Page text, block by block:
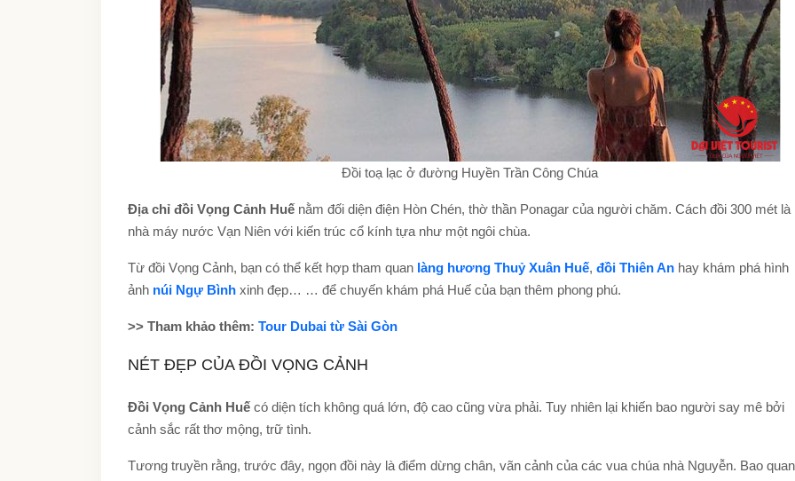
Đồi toạ lạc ở đường Huyền Trần Công Chúa
Địa chỉ đồi Vọng Cảnh Huế nằm đối diện điện Hòn Chén, thờ thần Ponagar của người chăm. Cách đồi 300 mét là
nhà máy nước Vạn Niên với kiến trúc cổ kính tựa như một ngôi chùa.
Từ đồi Vọng Cảnh, bạn có thể kết hợp tham quan làng hương Thuỷ Xuân Huế, đồi Thiên An hay khám phá hình
ảnh núi Ngự Bình xinh đẹp… … để chuyến khám phá Huế của bạn thêm phong phú.
>> Tham khảo thêm: Tour Dubai từ Sài Gòn
NÉT ĐẸP CỦA ĐỒI VỌNG CẢNH
Đồi Vọng Cảnh Huế có diện tích không quá lớn, độ cao cũng vừa phải. Tuy nhiên lại khiến bao người say mê bởi
cảnh sắc rất thơ mộng, trữ tình.
Tương truyền rằng, trước đây, ngọn đồi này là điểm dừng chân, vãn cảnh của các vua chúa nhà Nguyễn. Bao